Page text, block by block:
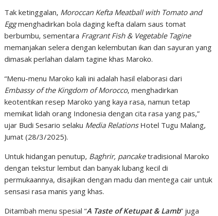
Tak ketinggalan, Moroccan Kefta Meatball with Tomato and
Eggmenghadirkan bola daging kefta dalam saus tomat
berbumbu, sementara Fragrant Fish & Vegetable Tagine
memanjakan selera dengan kelembutan ikan dan sayuran yang
dimasak perlahan dalam tagine khas Maroko.
“Menu-menu Maroko kali ini adalah hasil elaborasi dari
Embassy of the Kingdom of Morocco, menghadirkan
keotentikan resep Maroko yang kaya rasa, namun tetap
memikat lidah orang Indonesia dengan cita rasa yang pas,”
ujar Budi Sesario selaku Media Relations Hotel Tugu Malang,
Jumat (28/3/2025).
Untuk hidangan penutup, Baghrir, pancaketradisional Maroko
dengan tekstur lembut dan banyak lubang kecil di
permukaannya, disajikan dengan madu dan mentega cair untuk
sensasi rasa manis yang khas.
Ditambah menu spesial “A Taste of Ketupat & Lamb” juga